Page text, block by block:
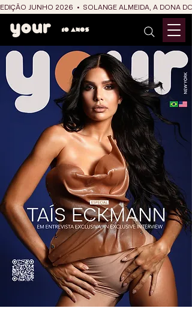
EDIÇÃO JUNHO 2026  •  SOLANGE ALMEIDA, A DONA